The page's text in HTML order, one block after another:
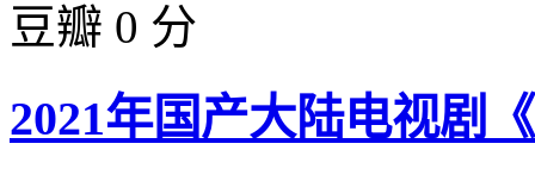
豆瓣 0 分
2021年国产大陆电视剧